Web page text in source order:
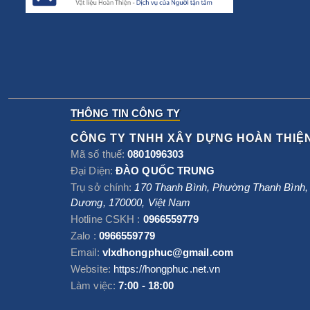
THÔNG TIN CÔNG TY
CÔNG TY TNHH XÂY DỰNG HOÀN
Mã số thuế:0801096303
Đại Diện: ĐÀO QUỐC TRUNG
Trụ sở chính: 170 Thanh Bình, Phường Thanh Bình,
Dương, 170000, Việt Nam
Hotline CSKH : 0966559779
Zalo : 0966559779
Email: vlxdhongphuc@gmail.com
Website: https://hongphuc.net.vn
Làm việc: 7:00 - 18:00